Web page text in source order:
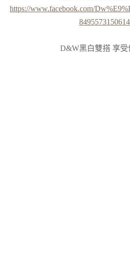
https://www.facebook.com/
D&W黑白雙搭 享受